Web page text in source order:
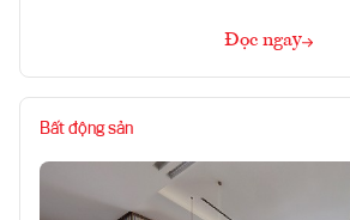
Đọc ngay
Bất động sản